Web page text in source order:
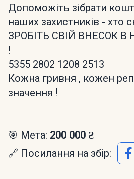
Допоможіть зібрати
наших захистників - хто
ЗРОБІТЬ СВІЙ ВНЕСОК
!
5355 2802 1208 2513
Кожна гривня , кожен
значення !
🎯 Мета: 200 000 ₴
🔗 Посилання на збір: